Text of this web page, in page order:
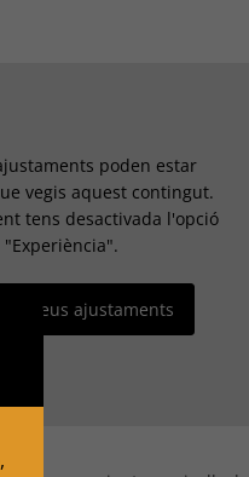
poden estar
vegis aquest contingut.
tens desactivada l'opció
"Experiència".
els teus ajustaments